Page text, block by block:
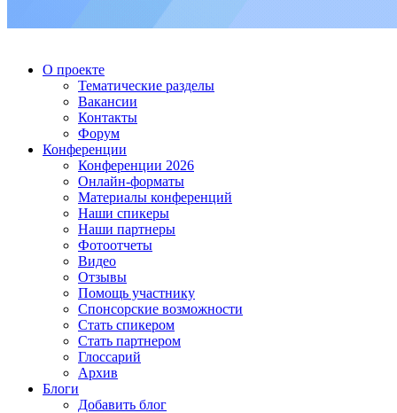
О проекте
Тематические разделы
Вакансии
Контакты
Форум
Конференции
Конференции 2026
Онлайн-форматы
Материалы конференций
Наши спикеры
Наши партнеры
Фотоотчеты
Видео
Отзывы
Помощь участнику
Спонсорские возможности
Стать спикером
Стать партнером
Глоссарий
Архив
Блоги
Добавить блог